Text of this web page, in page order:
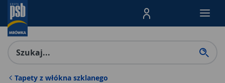
Menu Produktów,
Tapety z włókna szklanego